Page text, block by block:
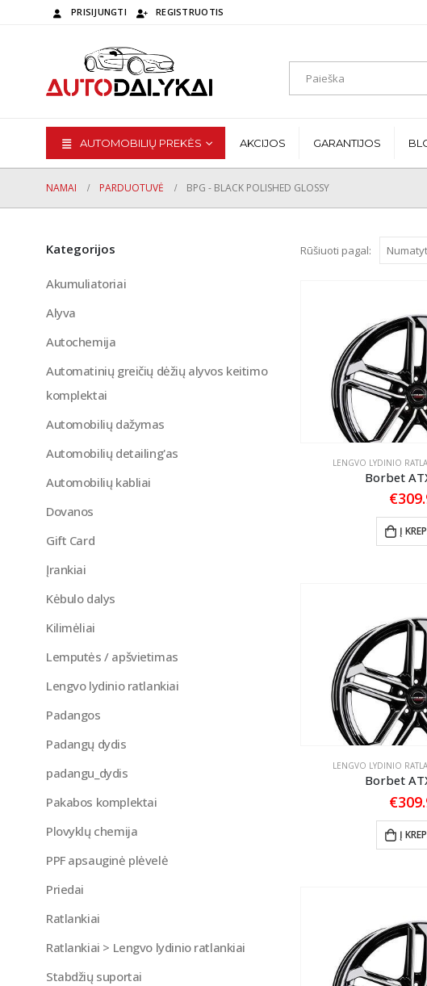
PRISIJUNGTI REGISTRUOTIS
AUTOMOBILIŲ PREKĖS AKCIJOS GARANTIJOS
NAMAI PARDUOTUVĖ BPG - BLACK POLISHED GLOSSY
Rūšiuoti pagal:
LENGVO LYDINIO
Borbet
€
Į
LENGVO LYDINIO
Borbet
€
Į
Kategorijos
Akumuliatoriai
Alyva
Autochemija
Automatinių greičių dėžių alyvos keitimo
komplektai
Automobilių dažymas
Automobilių detailing'as
Automobilių kabliai
Dovanos
Gift Card
Įrankiai
Kėbulo dalys
Kilimėliai
Lemputės / apšvietimas
Lengvo lydinio ratlankiai
Padangos
Padangų dydis
padangu_dydis
Pakabos komplektai
Plovyklų chemija
PPF apsauginė plėvelė
Priedai
Ratlankiai
Ratlankiai > Lengvo lydinio ratlankiai
Stabdžių suportai